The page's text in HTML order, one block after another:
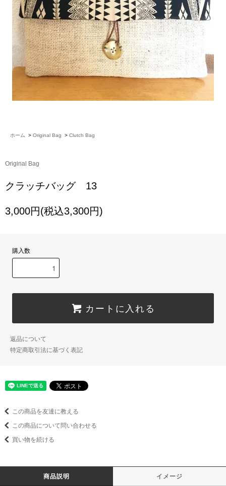
ホーム > Original Bag > Clutch Bag
Original Bag
クラッチバッグ 13
3,000円(税込3,300円)
購入数
カートに入れる
返品について
特定商取引法に基づく表記
この商品を友達に教える
この商品について問い合わせる
買い物を続ける
商品説明 イメージ